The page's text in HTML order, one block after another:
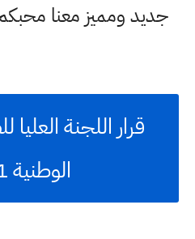
جديد ومميز معنا
قرار اللجنة
الوطنية 2021